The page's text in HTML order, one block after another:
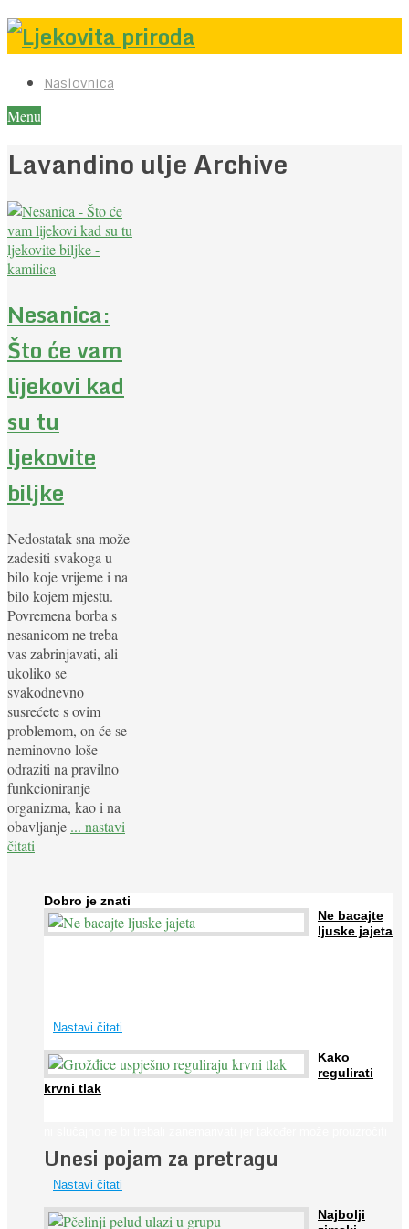
Naslovnica
Menu
Lavandino ulje Archive
Nesanica:
Što će vam
lijekovi kad
su tu
ljekovite
biljke
Nedostatak sna može
zadesiti svakoga u
bilo koje vrijeme i na
bilo kojem mjestu.
Povremena borba s
nesanicom ne treba
vas zabrinjavati, ali
ukoliko se
svakodnevno
susrećete s ovim
problemom, on će se
neminovno loše
odraziti na pravilno
funkcioniranje
organizma, kao i na
obavljanje ... nastavi
čitati
Dobro je znati
Ne bacajte
ljuske jajeta
Nastavi čitati
Kako
regulirati
krvni tlak
...
Nastavi čitati
Najbolji
Unesi pojam za pretragu